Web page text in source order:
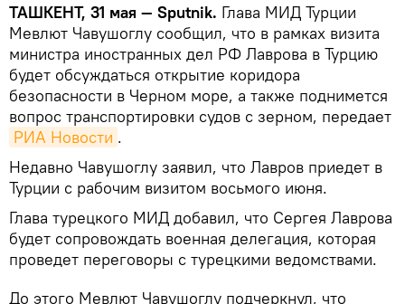
ТАШКЕНТ, 31 мая — Sputnik. Глава МИД Турции
Мевлют Чавушоглу сообщил, что в рамках визита
министра иностранных дел РФ Лаврова в Турцию
будет обсуждаться открытие коридора
безопасности в Черном море, а также поднимется
вопрос транспортировки судов с зерном, передает
РИА Новости .
Недавно Чавушоглу заявил, что Лавров приедет в
Турции с рабочим визитом восьмого июня.
Глава турецкого МИД добавил, что Сергея Лаврова
будет сопровождать военная делегация, которая
проведет переговоры с турецкими ведомствами.
До этого Мевлют Чавушоглу подчеркнул, что